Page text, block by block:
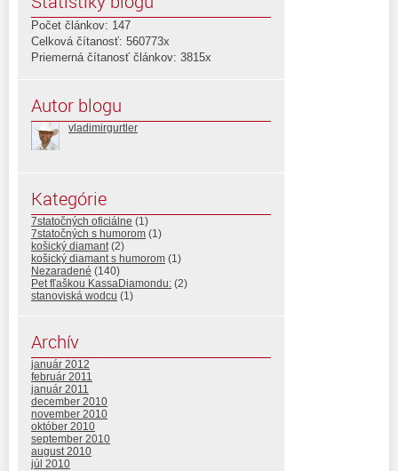
Počet článkov: 147
Celková čítanosť: 560773x
Priemerná čítanosť článkov: 3815x
Autor blogu
vladimirgurtler
Kategórie
7statočných oficiálne (1)
7statočných s humorom (1)
košický diamant (2)
košický diamant s humorom (1)
Nezaradené (140)
Pet fľaškou KassaDiamondu: (2)
stanoviská wodcu (1)
Archív
január 2012
február 2011
január 2011
december 2010
november 2010
október 2010
september 2010
august 2010
júl 2010